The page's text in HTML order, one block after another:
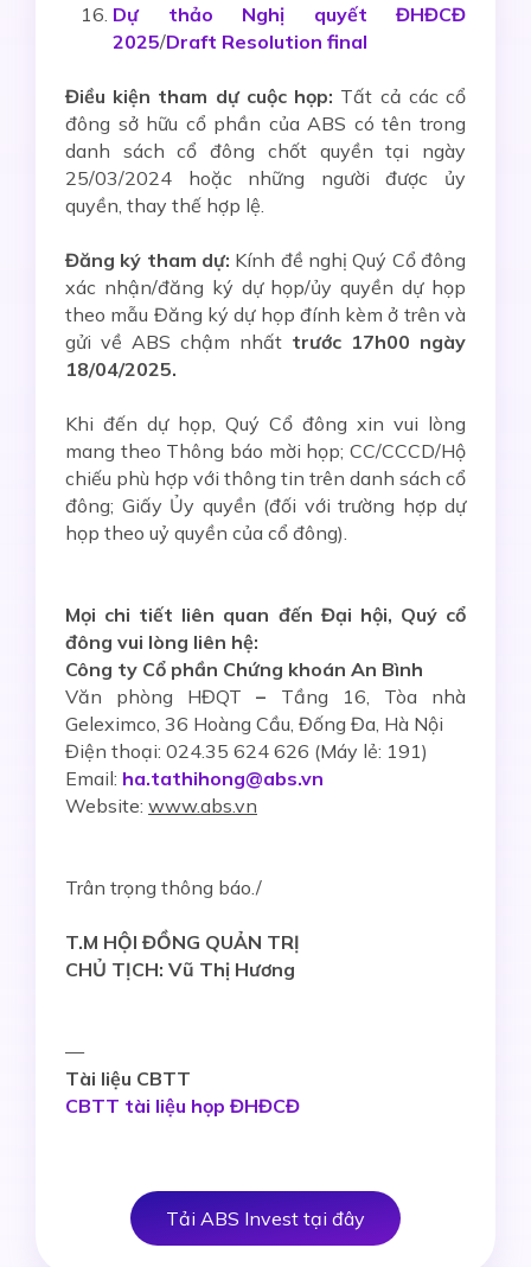
Dự thảo Nghị quyết ĐHĐCĐ
2025/Draft Resolution final
Điều kiện tham dự cuộc họp: Tất cả các cổ
đông sở hữu cổ phần của ABS có tên trong
danh sách cổ đông chốt quyền tại ngày
25/03/2024 hoặc những người được ủy
quyền, thay thế hợp lệ.
Đăng ký tham dự: Kính đề nghị Quý Cổ đông
xác nhận/đăng ký dự họp/ủy quyền dự họp
theo mẫu Đăng ký dự họp đính kèm ở trên và
gửi về ABS chậm nhất trước 17h00 ngày
18/04/2025.
Khi đến dự họp, Quý Cổ đông xin vui lòng
mang theo Thông báo mời họp; CC/CCCD/Hộ
chiếu phù hợp với thông tin trên danh sách cổ
đông; Giấy Ủy quyền (đối với trường hợp dự
họp theo uỷ quyền của cổ đông).
Mọi chi tiết liên quan đến Đại hội, Quý cổ
đông vui lòng liên hệ:
Công ty Cổ phần Chứng khoán An Bình
Văn phòng HĐQT – Tầng 16, Tòa nhà
Geleximco, 36 Hoàng Cầu, Đống Đa, Hà Nội
Điện thoại: 024.35 624 626 (Máy lẻ: 191)
Email: ha.tathihong@abs.vn
Website: www.abs.vn
Trân trọng thông báo./
T.M HỘI ĐỒNG QUẢN TRỊ
CHỦ TỊCH: Vũ Thị Hương
—
Tài liệu CBTT
CBTT tài liệu họp ĐHĐCĐ
Tải ABS Invest tại đây